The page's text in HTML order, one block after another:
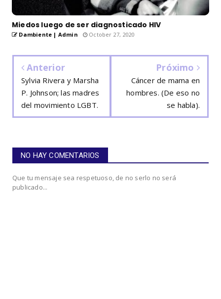
Miedos luego de ser diagnosticado HIV
Dambiente | Admin October 27, 2020
Anterior
Sylvia Rivera y Marsha
P. Johnson; las madres
del movimiento LGBT.
Próximo
Cáncer de mama en
hombres. (De eso no
se habla).
NO HAY COMENTARIOS
Que tu mensaje sea respetuoso, de no serlo no será
publicado...